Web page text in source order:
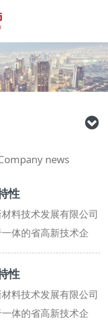
news
性
料技术发展有限公司
体的省高新技术企
拥有三条从法国引进
性
料技术发展有限公司
体的省高新技术企